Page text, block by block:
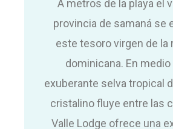
A metros de la playa el
provincia de samaná se
este tesoro virgen de la
dominicana. En medio
exuberante selva tropical
cristalino fluye entre las
Valle Lodge ofrece una